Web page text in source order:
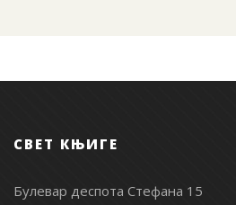
СВЕТ КЊИГЕ
Булевар деспота Стефана 15